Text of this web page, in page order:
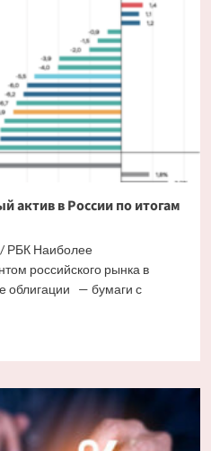
актив в России по итогам
РБК Наиболее
российского рынка в
облигации — бумаги с